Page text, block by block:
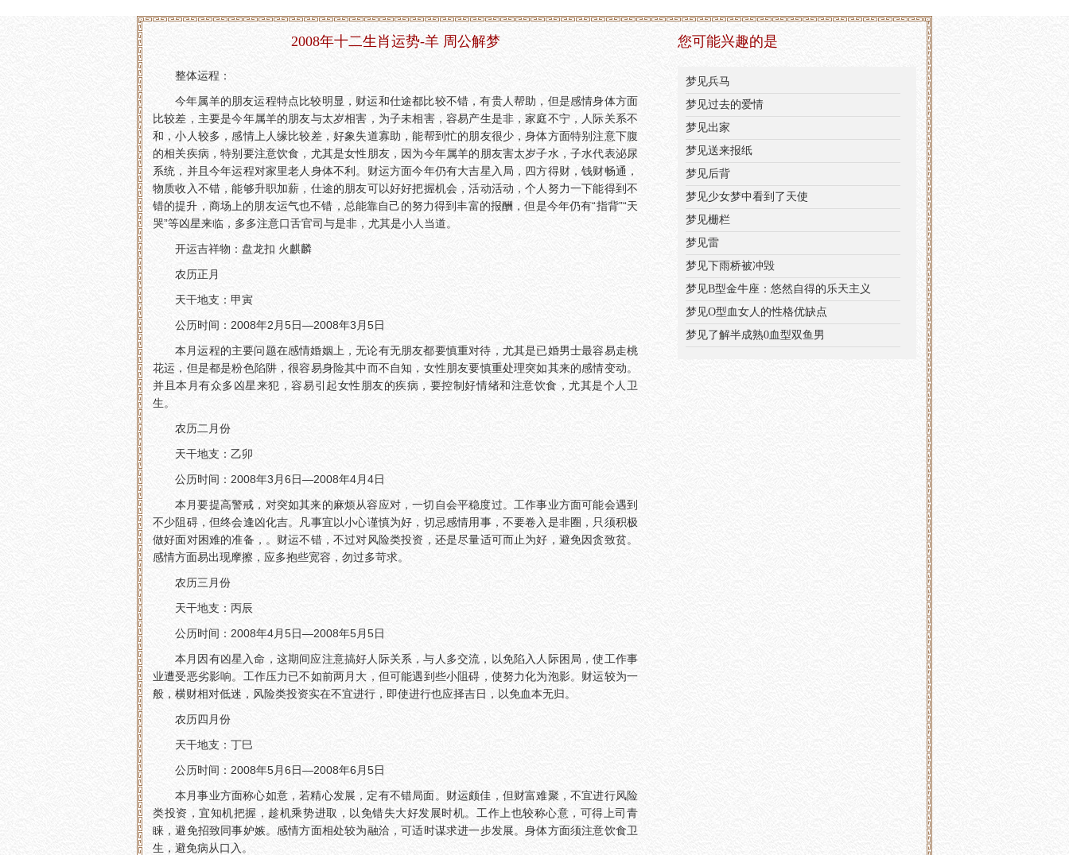
2008年十二生肖运势-羊 周公解梦
整体运程：
今年属羊的朋友运程特点比较明显，财运和仕途都比较不错，有贵人帮助，但是感情身体方面
比较差，主要是今年属羊的朋友与太岁相害，为子未相害，容易产生是非，家庭不宁，人际关系不
和，小人较多，感情上人缘比较差，好象失道寡助，能帮到忙的朋友很少，身体方面特别注意下腹
的相关疾病，特别要注意饮食，尤其是女性朋友，因为今年属羊的朋友害太岁子水，子水代表泌尿
系统，并且今年运程对家里老人身体不利。财运方面今年仍有大吉星入局，四方得财，钱财畅通，
物质收入不错，能够升职加薪，仕途的朋友可以好好把握机会，活动活动，个人努力一下能得到不
错的提升，商场上的朋友运气也不错，总能靠自己的努力得到丰富的报酬，但是今年仍有“指背”“天
哭”等凶星来临，多多注意口舌官司与是非，尤其是小人当道。
开运吉祥物：盘龙扣 火麒麟
农历正月
天干地支：甲寅
公历时间：2008年2月5日—2008年3月5日
本月运程的主要问题在感情婚姻上，无论有无朋友都要慎重对待，尤其是已婚男士最容易走桃
花运，但是都是粉色陷阱，很容易身险其中而不自知，女性朋友要慎重处理突如其来的感情变动。
并且本月有众多凶星来犯，容易引起女性朋友的疾病，要控制好情绪和注意饮食，尤其是个人卫
生。
农历二月份
天干地支：乙卯
公历时间：2008年3月6日—2008年4月4日
本月要提高警戒，对突如其来的麻烦从容应对，一切自会平稳度过。工作事业方面可能会遇到
不少阻碍，但终会逢凶化吉。凡事宜以小心谨慎为好，切忌感情用事，不要卷入是非圈，只须积极
做好面对困难的准备，。财运不错，不过对风险类投资，还是尽量适可而止为好，避免因贪致贫。
感情方面易出现摩擦，应多抱些宽容，勿过多苛求。
农历三月份
天干地支：丙辰
公历时间：2008年4月5日—2008年5月5日
本月因有凶星入命，这期间应注意搞好人际关系，与人多交流，以免陷入人际困局，使工作事
业遭受恶劣影响。工作压力已不如前两月大，但可能遇到些小阻碍，使努力化为泡影。财运较为一
般，横财相对低迷，风险类投资实在不宜进行，即使进行也应择吉日，以免血本无归。
农历四月份
天干地支：丁巳
公历时间：2008年5月6日—2008年6月5日
本月事业方面称心如意，若精心发展，定有不错局面。财运颇佳，但财富难聚，不宜进行风险
类投资，宜知机把握，趁机乘势进取，以免错失大好发展时机。工作上也较称心意，可得上司青
睐，避免招致同事妒嫉。感情方面相处较为融洽，可适时谋求进一步发展。身体方面须注意饮食卫
生，避免病从口入。
您可能兴趣的是
梦见兵马
梦见过去的爱情
梦见出家
梦见送来报纸
梦见后背
梦见少女梦中看到了天使
梦见栅栏
梦见雷
梦见下雨桥被冲毁
梦见B型金牛座：悠然自得的乐天主义
梦见O型血女人的性格优缺点
梦见了解半成熟0血型双鱼男